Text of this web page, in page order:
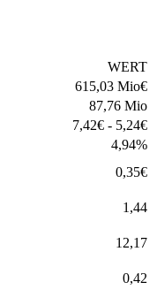
WERT
615,03 Mio€
87,76 Mio
7,42€ - 5,24€
4,94%
0,35€
1,44
12,17
0,42